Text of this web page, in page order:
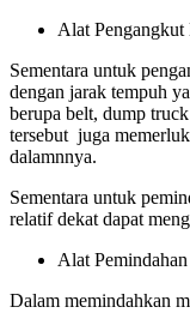
Alat Pengangkut
Sementara untuk
dengan jarak tempuh
berupa belt, dump
tersebut juga
dalamnnya.
Sementara untuk
relatif dekat dapat
Alat
Dalam memindahkan